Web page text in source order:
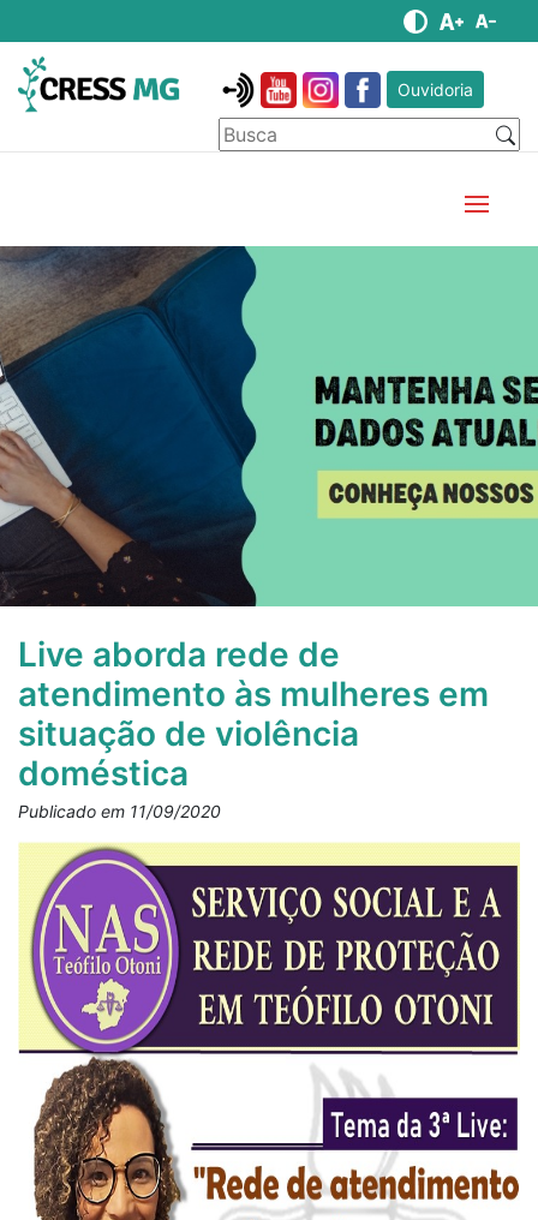
Ouvidoria
Live aborda rede de
atendimento às mulheres em
situação de violência
doméstica
Publicado em 11/09/2020